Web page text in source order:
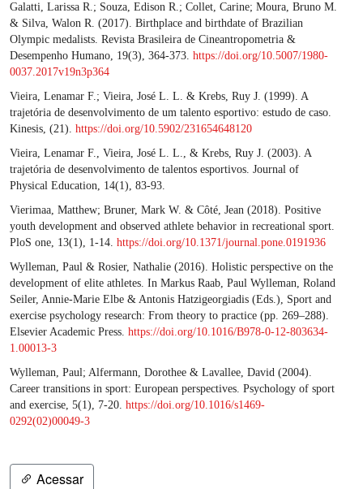
Galatti, Larissa R.; Souza, Edison R.; Collet, Carine; Moura, Bruno M.
& Silva, Walon R. (2017). Birthplace and birthdate of Brazilian
Olympic medalists. Revista Brasileira de Cineantropometria &
Desempenho Humano, 19(3), 364-373. https://doi.org/10.5007/1980-
0037.2017v19n3p364
Vieira, Lenamar F.; Vieira, José L. L. & Krebs, Ruy J. (1999). A
trajetória de desenvolvimento de um talento esportivo: estudo de caso.
Kinesis, (21). https://doi.org/10.5902/231654648120
Vieira, Lenamar F., Vieira, José L. L., & Krebs, Ruy J. (2003). A
trajetória de desenvolvimento de talentos esportivos. Journal of
Physical Education, 14(1), 83-93.
Vierimaa, Matthew; Bruner, Mark W. & Côté, Jean (2018). Positive
youth development and observed athlete behavior in recreational sport.
PloS one, 13(1), 1-14. https://doi.org/10.1371/journal.pone.0191936
Wylleman, Paul & Rosier, Nathalie (2016). Holistic perspective on the
development of elite athletes. In Markus Raab, Paul Wylleman, Roland
Seiler, Annie-Marie Elbe & Antonis Hatzigeorgiadis (Eds.), Sport and
exercise psychology research: From theory to practice (pp. 269–288).
Elsevier Academic Press. https://doi.org/10.1016/B978-0-12-803634-
1.00013-3
Wylleman, Paul; Alfermann, Dorothee & Lavallee, David (2004).
Career transitions in sport: European perspectives. Psychology of sport
and exercise, 5(1), 7-20. https://doi.org/10.1016/s1469-
0292(02)00049-3
Acessar